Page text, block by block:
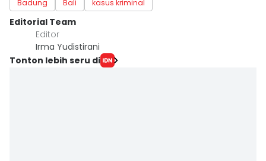
Badung Bali kasus kriminal
Editorial Team
Editor
Irma Yudistirani
Tonton lebih seru di